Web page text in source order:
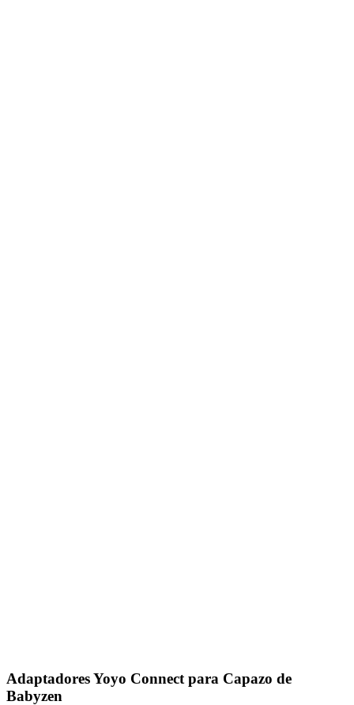
Adaptadores Yoyo Connect para Capazo de
Babyzen